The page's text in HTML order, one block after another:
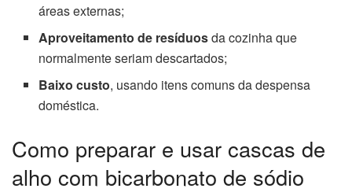
áreas externas;
Aproveitamento de resíduosda cozinha que
normalmente seriam descartados;
Baixo custo, usando itens comuns da despensa
doméstica.
Como preparar e usar cascas de
alho com bicarbonato de sódio